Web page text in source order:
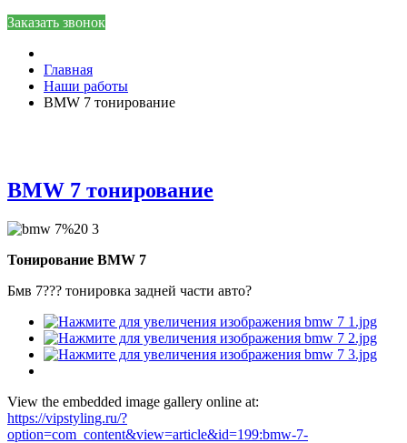
Заказать звонок
Главная
Наши работы
BMW 7 тонирование
BMW 7 тонирование
Тонирование BMW 7
Бмв 7??? тонировка задней части авто?
View the embedded image gallery online at:
https://vipstyling.ru/?
option=com_content&view=article&id=199:bmw-7-